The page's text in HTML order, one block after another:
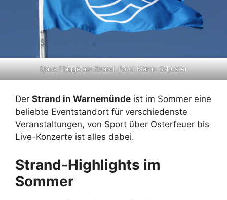
Blaue Flagge am Strand. Foto: Martin Schuster
Der Strand in Warnemünde ist im Sommer eine
beliebte Eventstandort für verschiedenste
Veranstaltungen, von Sport über Osterfeuer bis
Live-Konzerte ist alles dabei.
Strand-Highlights im
Sommer